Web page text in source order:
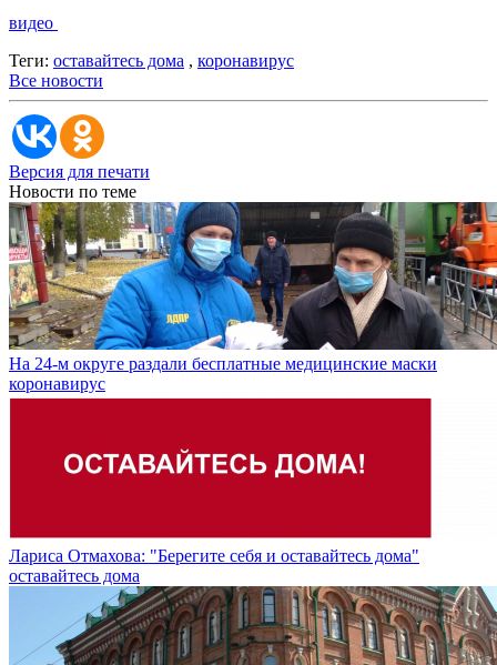
видео
Теги: оставайтесь дома , коронавирус
Все новости
Версия для печати
Новости по теме
На 24-м округе раздали бесплатные медицинские маски
коронавирус
Лариса Отмахова: "Берегите себя и оставайтесь дома"
оставайтесь дома